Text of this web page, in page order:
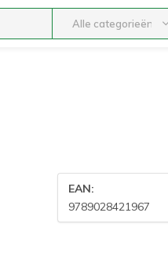
Alle categorieën
EAN:
9789028421967